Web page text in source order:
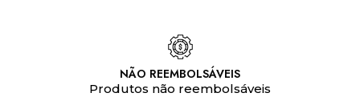
NÃO REEMBOLSÁVEIS
Produtos não reembolsáveis